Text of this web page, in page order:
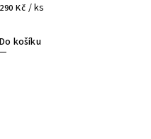
290 Kč / ks
Do košíku